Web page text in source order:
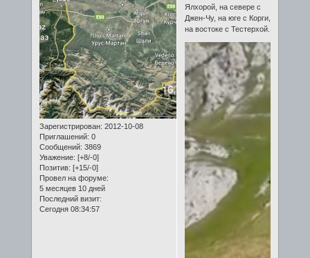
Зарегистрирован: 2012-10-08
Приглашений: 0
Сообщений: 3869
Уважение: [+8/-0]
Позитив: [+15/-0]
Провел на форуме:
5 месяцев 10 дней
Последний визит:
Сегодня 08:34:57
Ялхорой, на севере с
Джен-Чу, на юге с Корги,
на востоке с Тестерхой.